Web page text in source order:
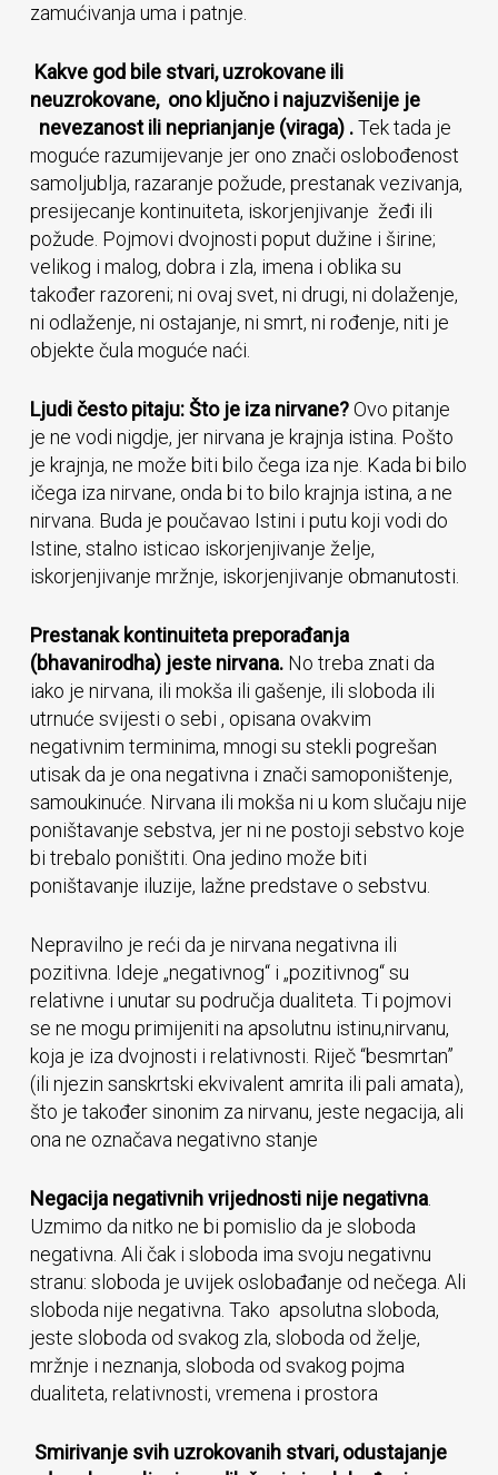
zamućivanja uma i patnje.
Kakve god bile stvari, uzrokovane ili
neuzrokovane, ono ključno i najuzvišenije je
nevezanost ili neprianjanje (viraga) .Tek tada je
moguće razumijevanje jer ono znači oslobođenost
samoljublja, razaranje požude, prestanak vezivanja,
presijecanje kontinuiteta, iskorjenjivanje žeđi ili
požude. Pojmovi dvojnosti poput dužine i širine;
velikog i malog, dobra i zla, imena i oblika su
također razoreni; ni ovaj svet, ni drugi, ni dolaženje,
ni odlaženje, ni ostajanje, ni smrt, ni rođenje, niti je
objekte čula moguće naći.
Ljudi često pitaju: Što je iza nirvane?Ovo pitanje
je ne vodi nigdje, jer nirvana je krajnja istina. Pošto
je krajnja, ne može biti bilo čega iza nje. Kada bi bilo
ičega iza nirvane, onda bi to bilo krajnja istina, a ne
nirvana. Buda je poučavao Istini i putu koji vodi do
Istine, stalno isticao iskorjenjivanje želje,
iskorjenjivanje mržnje, iskorjenjivanje obmanutosti.
Prestanak kontinuiteta preporađanja
(bhavanirodha) jeste nirvana. No treba znati da
iako je nirvana, ili mokša ili gašenje, ili sloboda ili
utrnuće svijesti o sebi , opisana ovakvim
negativnim terminima, mnogi su stekli pogrešan
utisak da je ona negativna i znači samoponištenje,
samoukinuće. Nirvana ili mokša ni u kom slučaju nije
poništavanje sebstva, jer ni ne postoji sebstvo koje
bi trebalo poništiti. Ona jedino može biti
poništavanje iluzije, lažne predstave o sebstvu.
Nepravilno je reći da je nirvana negativna ili
pozitivna. Ideje „negativnog“ i „pozitivnog“ su
relativne i unutar su područja dualiteta. Ti pojmovi
se ne mogu primijeniti na apsolutnu istinu,nirvanu,
koja je iza dvojnosti i relativnosti. Riječ “besmrtan”
(ili njezin sanskrtski ekvivalent amrita ili pali amata),
što je također sinonim za nirvanu, jeste negacija, ali
ona ne označava negativno stanje
Negacija negativnih vrijednosti nije negativna.
Uzmimo da nitko ne bi pomislio da je sloboda
negativna. Ali čak i sloboda ima svoju negativnu
stranu: sloboda je uvijek oslobađanje od nečega. Ali
sloboda nije negativna. Tako apsolutna sloboda,
jeste sloboda od svakog zla, sloboda od želje,
mržnje i neznanja, sloboda od svakog pojma
dualiteta, relativnosti, vremena i prostora
Smirivanje svih uzrokovanih stvari, odustajanje